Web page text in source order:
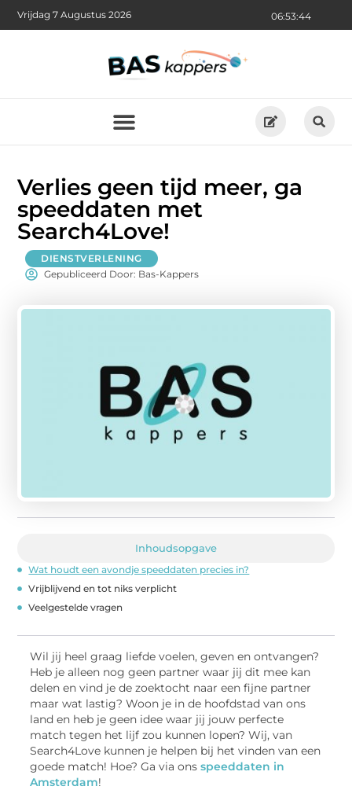
06:53:46
Vrijdag 7 Augustus 2026
Verlies geen tijd meer, ga
speeddaten met
Search4Love!
DIENSTVERLENING
Gepubliceerd Door: Bas-Kappers
Inhoudsopgave
Wat houdt een avondje speeddaten precies in?
Vrijblijvend en tot niks verplicht
Veelgestelde vragen
Wil jij heel graag liefde voelen, geven en ontvangen?
Heb je alleen nog geen partner waar jij dit mee kan
delen en vind je de zoektocht naar een fijne partner
maar wat lastig? Woon je in de hoofdstad van ons
land en heb je geen idee waar jij jouw perfecte
match tegen het lijf zou kunnen lopen? Wij, van
Search4Love kunnen je helpen bij het vinden van een
goede match! Hoe? Ga via onsspeeddaten in
Amsterdam!